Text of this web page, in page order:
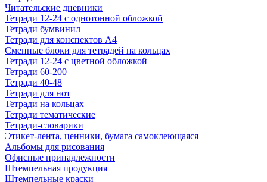
Читательские дневники
Тетради 12-24 с однотонной обложкой
Тетради бумвинил
Тетради для конспектов А4
Сменные блоки для тетрадей на кольцах
Тетради 12-24 с цветной обложкой
Тетради 60-200
Тетради 40-48
Тетради для нот
Тетради на кольцах
Тетради тематические
Тетради-словарики
Этикет-лента, ценники, бумага самоклеющаяся
Альбомы для рисования
Офисные принадлежности
Штемпельная продукция
Штемпельные краски